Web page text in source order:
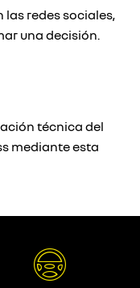
redes sociales,
una decisión.
técnica del
mediante esta